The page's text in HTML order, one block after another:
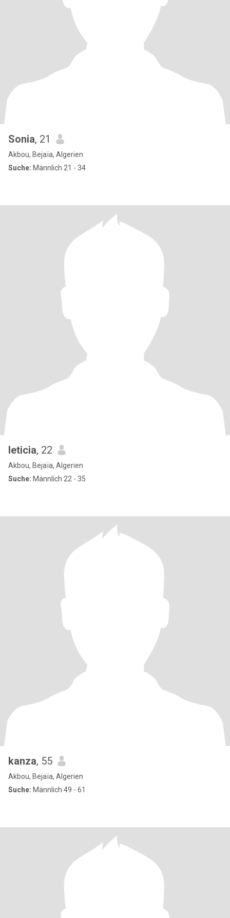
Sonia, 21
Akbou, Bejaïa, Algerien
Suche: Männlich 21 - 34
leticia, 22
Akbou, Bejaïa, Algerien
Suche: Männlich 22 - 35
kanza, 55
Akbou, Bejaïa, Algerien
Suche: Männlich 49 - 61